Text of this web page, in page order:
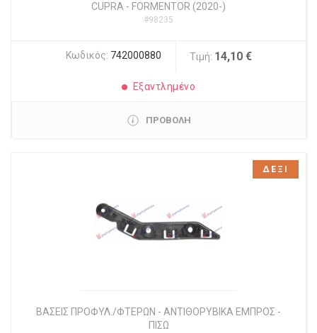
CUPRA - FORMENTOR (2020-)
#98235
Κωδικός: 742000880 Τιμή: 14,10 €
Εξαντλημένο
ΠΡΟΒΟΛΗ
ΒΑΣΕΙΣ ΠΡΟΦΥΛ./ΦΤΕΡΩΝ - ΑΝΤΙΘΟΡΥΒΙΚΑ ΕΜΠΡΟΣ -
ΠΙΣΩ
ΔΕΞΙ